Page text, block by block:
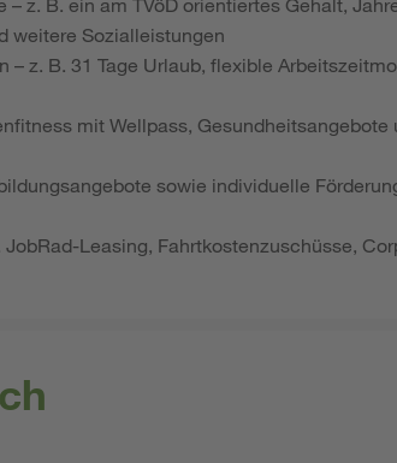
weitere Sozialleistungen
– z. B. 31 Tage Urlaub, flexible
mit Wellpass, Gesundheitsangebote
sowie individuelle
Leasing, Fahrtkostenzuschüsse,